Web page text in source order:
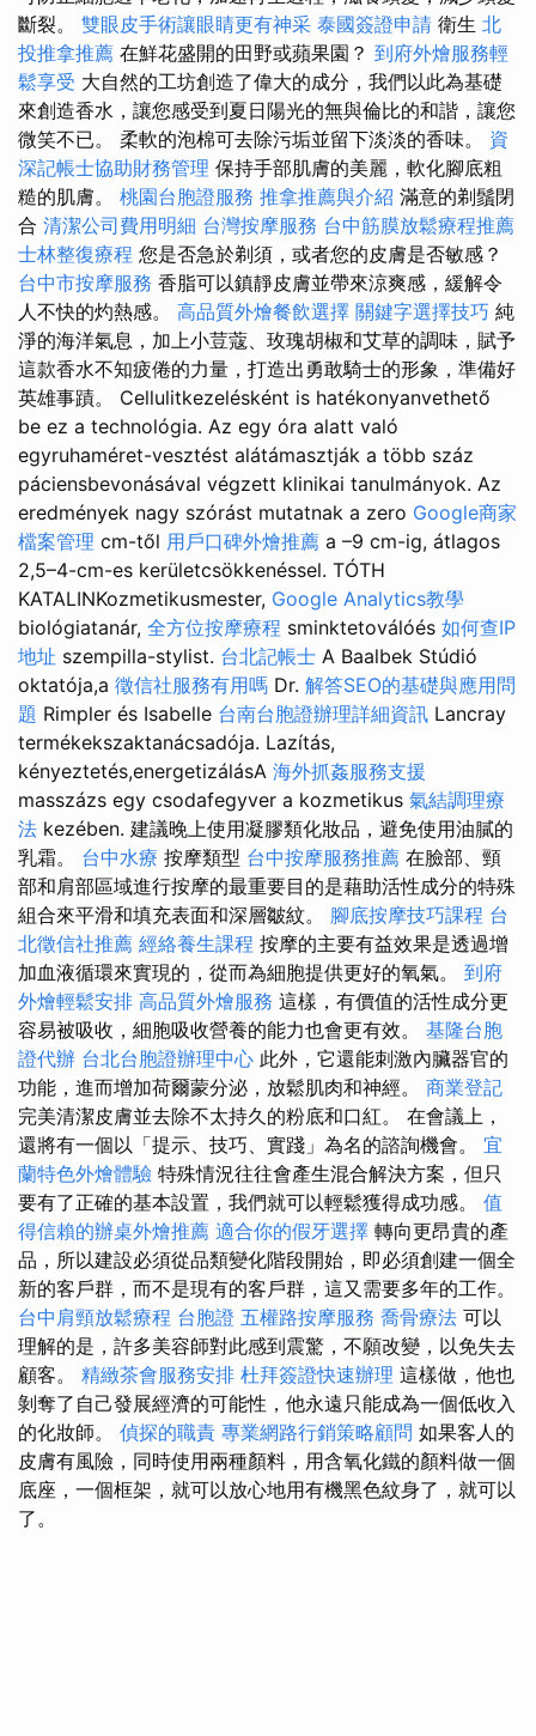
斷裂。 雙眼皮手術讓眼睛更有神采 泰國簽證申請 衛生 北
投推拿推薦 在鮮花盛開的田野或蘋果園？ 到府外燴服務輕
鬆享受 大自然的工坊創造了偉大的成分，我們以此為基礎
來創造香水，讓您感受到夏日陽光的無與倫比的和諧，讓您
微笑不已。 柔軟的泡棉可去除污垢並留下淡淡的香味。 資
深記帳士協助財務管理 保持手部肌膚的美麗，軟化腳底粗
糙的肌膚。 桃園台胞證服務 推拿推薦與介紹 滿意的剃鬚閉
合 清潔公司費用明細 台灣按摩服務 台中筋膜放鬆療程推薦
士林整復療程 您是否急於剃須，或者您的皮膚是否敏感？
台中市按摩服務 香脂可以鎮靜皮膚並帶來涼爽感，緩解令
人不快的灼熱感。 高品質外燴餐飲選擇 關鍵字選擇技巧 純
淨的海洋氣息，加上小荳蔻、玫瑰胡椒和艾草的調味，賦予
這款香水不知疲倦的力量，打造出勇敢騎士的形象，準備好
英雄事蹟。 Cellulitkezelésként is hatékonyanvethető
be ez a technológia. Az egy óra alatt való
egyruhaméret-vesztést alátámasztják a több száz
páciensbevonásával végzett klinikai tanulmányok. Az
eredmények nagy szórást mutatnak a zero Google商家
檔案管理 cm-től 用戶口碑外燴推薦 a –9 cm-ig, átlagos
2,5–4-cm-es kerületcsökkenéssel. TÓTH
KATALINKozmetikusmester, Google Analytics教學
biológiatanár, 全方位按摩療程 sminktetoválóés 如何查IP
地址 szempilla-stylist. 台北記帳士 A Baalbek Stúdió
oktatója,a 徵信社服務有用嗎 Dr. 解答SEO的基礎與應用問
題 Rimpler és Isabelle 台南台胞證辦理詳細資訊 Lancray
termékekszaktanácsadója. Lazítás,
kényeztetés,energetizálásA 海外抓姦服務支援
masszázs egy csodafegyver a kozmetikus 氣結調理療
法 kezében. 建議晚上使用凝膠類化妝品，避免使用油膩的
乳霜。 台中水療 按摩類型 台中按摩服務推薦 在臉部、頸
部和肩部區域進行按摩的最重要目的是藉助活性成分的特殊
組合來平滑和填充表面和深層皺紋。 腳底按摩技巧課程 台
北徵信社推薦 經絡養生課程 按摩的主要有益效果是透過增
加血液循環來實現的，從而為細胞提供更好的氧氣。 到府
外燴輕鬆安排 高品質外燴服務 這樣，有價值的活性成分更
容易被吸收，細胞吸收營養的能力也會更有效。 基隆台胞
證代辦 台北台胞證辦理中心 此外，它還能刺激內臟器官的
功能，進而增加荷爾蒙分泌，放鬆肌肉和神經。 商業登記
完美清潔皮膚並去除不太持久的粉底和口紅。 在會議上，
還將有一個以「提示、技巧、實踐」為名的諮詢機會。 宜
蘭特色外燴體驗 特殊情況往往會產生混合解決方案，但只
要有了正確的基本設置，我們就可以輕鬆獲得成功感。 值
得信賴的辦桌外燴推薦 適合你的假牙選擇 轉向更昂貴的產
品，所以建設必須從品類變化階段開始，即必須創建一個全
新的客戶群，而不是現有的客戶群，這又需要多年的工作。
台中肩頸放鬆療程 台胞證 五權路按摩服務 喬骨療法 可以
理解的是，許多美容師對此感到震驚，不願改變，以免失去
顧客。 精緻茶會服務安排 杜拜簽證快速辦理 這樣做，他也
剝奪了自己發展經濟的可能性，他永遠只能成為一個低收入
的化妝師。 偵探的職責 專業網路行銷策略顧問 如果客人的
皮膚有風險，同時使用兩種顏料，用含氧化鐵的顏料做一個
底座，一個框架，就可以放心地用有機黑色紋身了，就可以
了。